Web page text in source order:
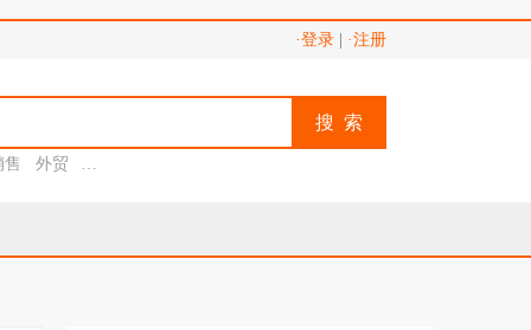
·登录 ·注册
搜 索
售 外贸 助理